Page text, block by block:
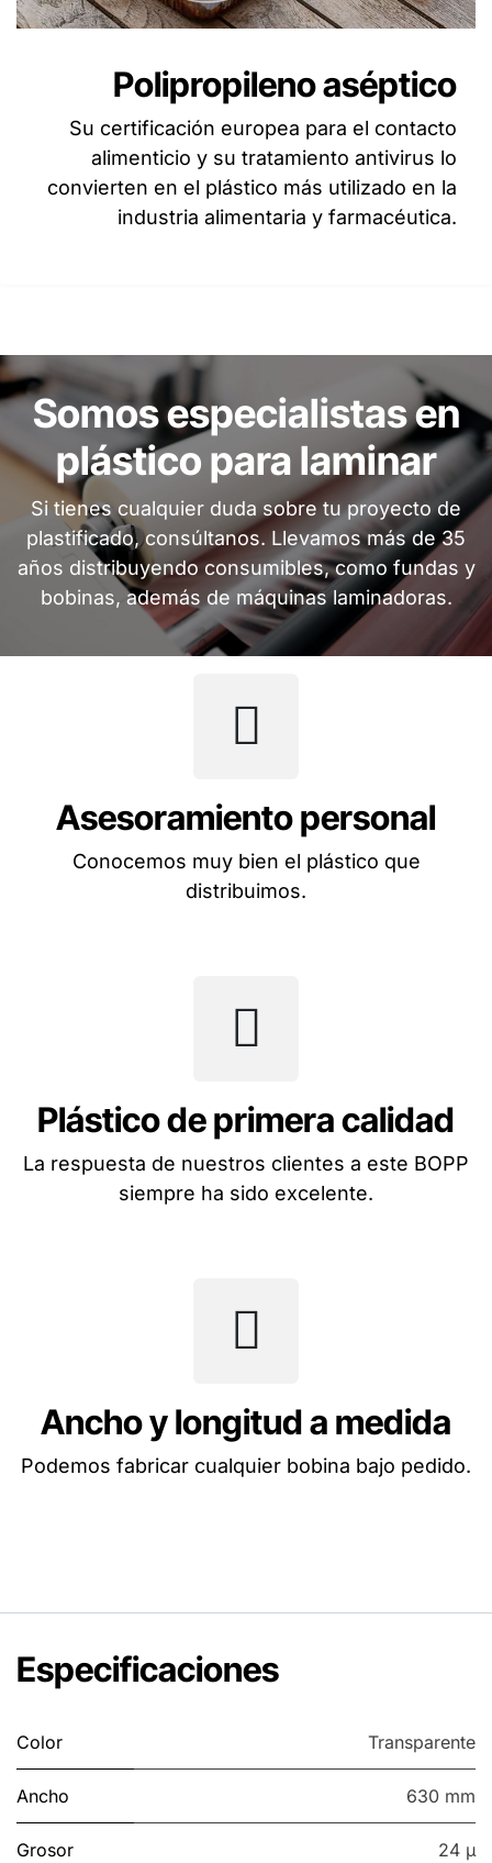
Polipropileno aséptico
Su certificación europea para el contacto
alimenticio y su tratamiento antivirus lo
convierten en el plástico más utilizado en la
industria alimentaria y farmacéutica.
Somos especialistas en
plástico para laminar
Si tienes cualquier duda sobre tu proyecto de
plastificado, consúltanos. Llevamos más de 35
años distribuyendo consumibles, como fundas y
bobinas, además de máquinas laminadoras.
Asesoramiento personal
Conocemos muy bien el plástico que
distribuimos.
Plástico de primera calidad
La respuesta de nuestros clientes a este BOPP
siempre ha sido excelente.
Ancho y longitud a medida
Podemos fabricar cualquier bobina bajo pedido.
Especificaciones
Color Transparente
Ancho 630 mm
Grosor 24 µ